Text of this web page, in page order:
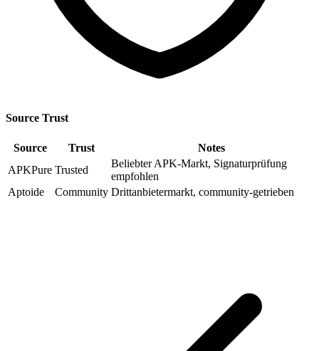
Source Trust
Source Trust
Notes
APKPure Trusted
Beliebter APK-Markt, Signaturprüfung
empfohlen
Aptoide
Community Drittanbietermarkt, community-getrieben